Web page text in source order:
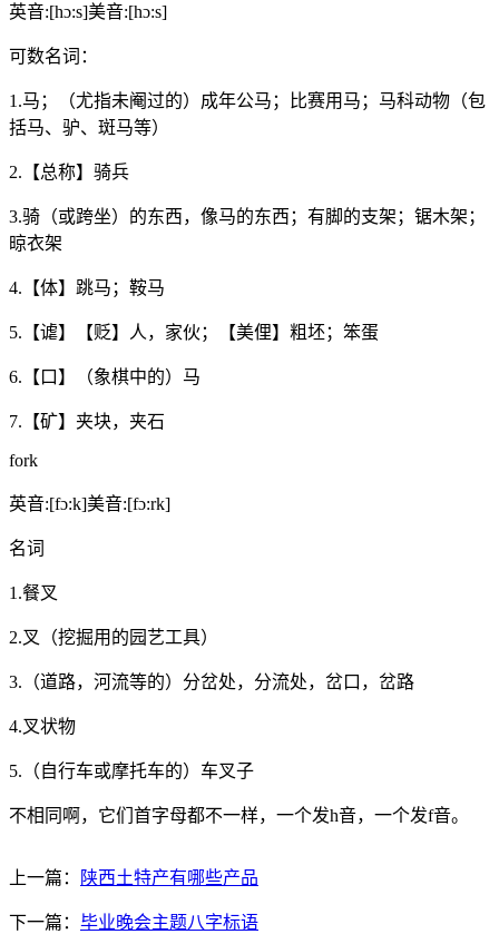
英音:[hɔ:s]美音:[hɔ:s]
可数名词：
1.马；（尤指未阉过的）成年公马；比赛用马；马科动物（包
括马、驴、斑马等）
2.【总称】骑兵
3.骑（或跨坐）的东西，像马的东西；有脚的支架；锯木架；
晾衣架
4.【体】跳马；鞍马
5.【谑】【贬】人，家伙；【美俚】粗坯；笨蛋
6.【口】（象棋中的）马
7.【矿】夹块，夹石
fork
英音:[fɔ:k]美音:[fɔ:rk]
名词
1.餐叉
2.叉（挖掘用的园艺工具）
3.（道路，河流等的）分岔处，分流处，岔口，岔路
4.叉状物
5.（自行车或摩托车的）车叉子
不相同啊，它们首字母都不一样，一个发h音，一个发f音。
上一篇： 陕西土特产有哪些产品
下一篇： 毕业晚会主题八字标语